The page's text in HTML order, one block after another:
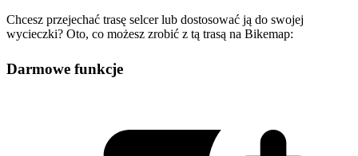
Chcesz przejechać trasę selcer lub dostosować ją do swojej
wycieczki? Oto, co możesz zrobić z tą trasą na Bikemap:
Darmowe funkcje